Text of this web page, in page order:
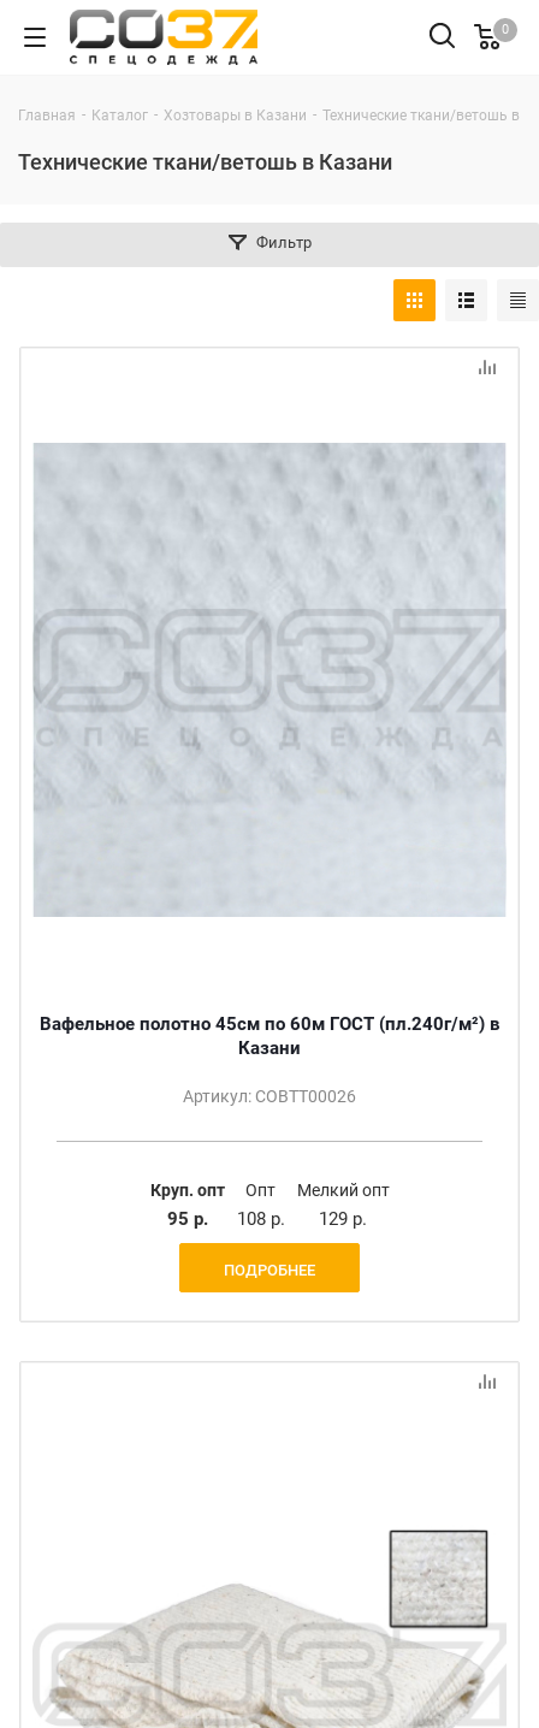
0
Главная - Каталог - Хозтовары в Казани - Технические ткани/ветошь в
Технические ткани/ветошь в Казани
Фильтр
Вафельное полотно 45см по 60м ГОСТ (пл.240г/м²) в
Казани
Артикул: СОВТТ00026
Круп. опт
95 р.
Опт
108 р.
Мелкий опт
129 р.
ПОДРОБНЕЕ